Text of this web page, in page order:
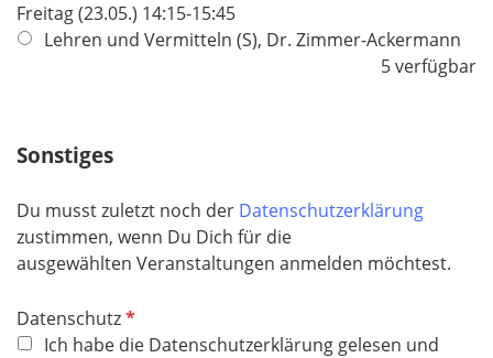
Freitag (23.05.) 14:15-15:45
Lehren und Vermitteln (S), Dr. Zimmer-Ackermann
5 verfügbar
Sonstiges
Du musst zuletzt noch der Datenschutzerklärung
zustimmen, wenn Du Dich für die
ausgewählten Veranstaltungen anmelden möchtest.
DatenschutzP
f
Ich habe die Datenschutzerklärung gelesen und